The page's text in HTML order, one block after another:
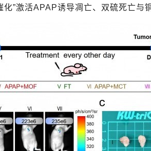
化”激活APAP诱导凋亡、 双硫死亡与